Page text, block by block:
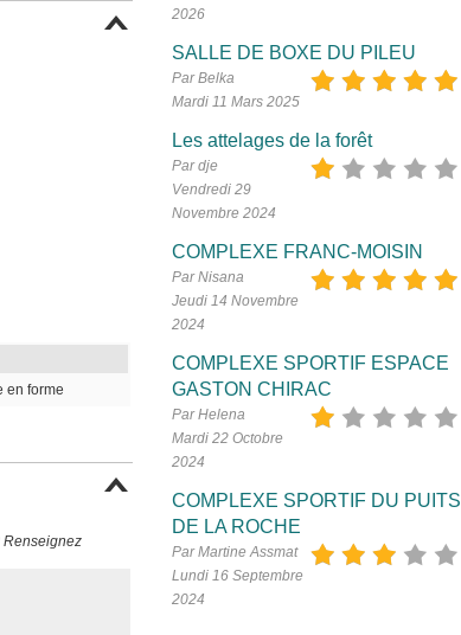
en forme
Renseignez
2026
SALLE DE BOXE DU PILEU
Par Belka
Mardi 11 Mars 2025
Les attelages de la forêt
Par dje
Vendredi 29
Novembre 2024
COMPLEXE FRANC-MOISIN
Par Nisana
Jeudi 14 Novembre
2024
COMPLEXE SPORTIF ESPACE
GASTON CHIRAC
Par Helena
Mardi 22 Octobre
2024
COMPLEXE SPORTIF DU PUITS
DE LA ROCHE
Par Martine Assmat
Lundi 16 Septembre
2024